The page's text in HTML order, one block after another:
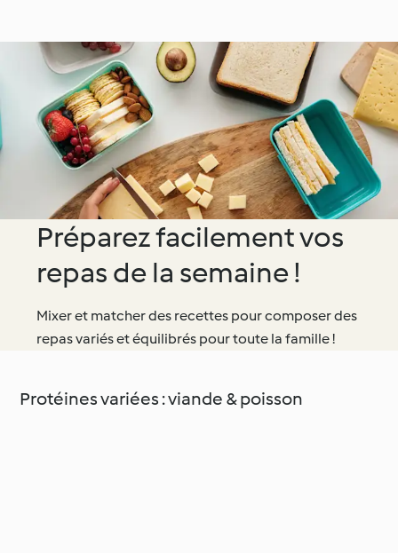
Préparez facilement vos
repas de la semaine !
Mixer et matcher des recettes pour composer des
repas variés et équilibrés pour toute la famille !
Protéines variées : viande & poisson